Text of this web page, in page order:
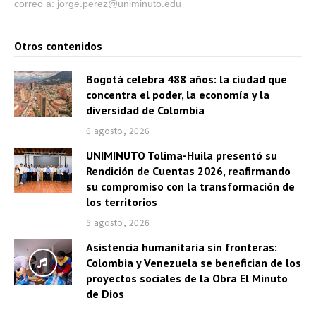
d
a
u
d
o
t
r
d
e
a
d
i
o
correo a: jorge.perez@uniminuto.edu
Otros contenidos
Bogotá celebra 488 años: la ciudad que
concentra el poder, la economía y la
diversidad de Colombia
6 agosto, 2026
UNIMINUTO Tolima-Huila presentó su
Rendición de Cuentas 2026, reafirmando
su compromiso con la transformación de
los territorios
5 agosto, 2026
Asistencia humanitaria sin fronteras:
Colombia y Venezuela se benefician de los
proyectos sociales de la Obra El Minuto
de Dios